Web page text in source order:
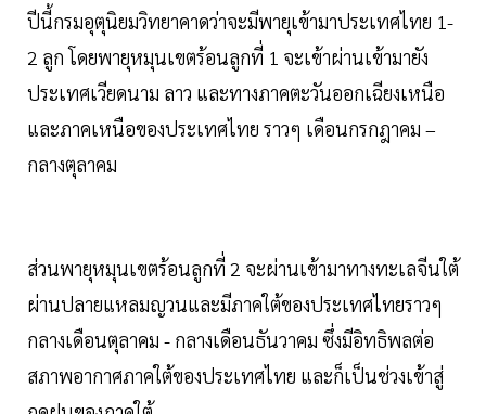
ปีนี้กรมอุตุนิยมวิทยาคาดว่าจะมีพายุเข้ามาประเทศไทย 1-
2 ลูก โดยพายุหมุนเขตร้อนลูกที่ 1 จะเข้าผ่านเข้ามายัง
ประเทศเวียดนาม ลาว และทางภาคตะวันออกเฉียงเหนือ
และภาคเหนือของประเทศไทย ราวๆ เดือนกรกฎาคม –
กลางตุลาคม
ส่วนพายุหมุนเขตร้อนลูกที่ 2 จะผ่านเข้ามาทางทะเลจีนใต้
ผ่านปลายแหลมญวนและมีภาคใต้ของประเทศไทยราวๆ
กลางเดือนตุลาคม - กลางเดือนธันวาคม ซึ่งมีอิทธิพลต่อ
สภาพอากาศภาคใต้ของประเทศไทย และก็เป็นช่วงเข้าสู่